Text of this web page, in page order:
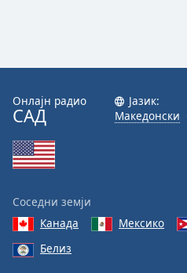
Онлајн радио
САД
Јазик:
Македонски
Соседни земји
Канада
Мексико
Белиз